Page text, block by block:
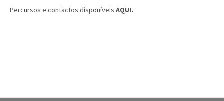
Percursos e contactos disponíveis AQUI.